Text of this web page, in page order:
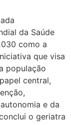
da Saúde
como a
que visa
população
central,
e da
o geriatra